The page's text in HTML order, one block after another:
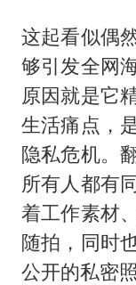
这起看似偶
够引发全网
原因就是它
生活痛点，
隐私危机。
所有人都有
着工作素材
随拍，同时
公开的私密